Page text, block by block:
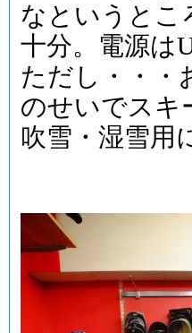
なというとこ
十分。電源は
ただし・・・
のせいでスキ
吹雪・湿雪用